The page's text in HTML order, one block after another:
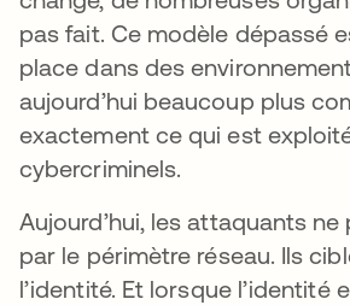
pas fait. Ce modèle dépassé
place dans des
aujourd’hui beaucoup plus
exactement ce qui est
cybercriminels.
Aujourd’hui, les attaquants
par le périmètre réseau. Ils
l’identité. Et lorsque l’identité